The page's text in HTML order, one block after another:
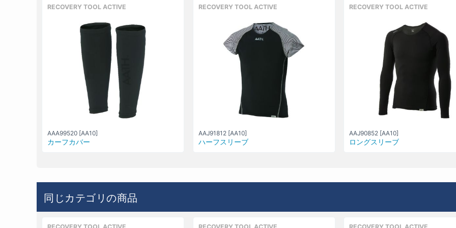
RECOVERY TOOL ACTIVE
AAA99520 [AA10]
カーフカバー
RECOVERY TOOL ACTIVE
AAJ91812 [AA10]
ハーフスリーブ
RECOVERY TOOL ACTIVE
AAJ90852 [AA10]
ロングスリーブ
同じカテゴリの商品
RECOVERY TOOL ACTIVE RECOVERY TOOL ACTIVE RECOVERY TOOL ACTIVE